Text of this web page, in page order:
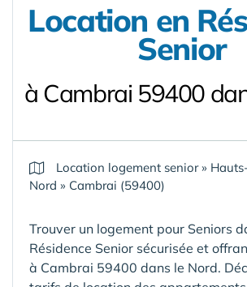
Location en
Senior
à Cambrai 59400
Location logement senior»
Nord » Cambrai (59400)
Trouver un logement pour Seniors
Résidence Senior sécurisée et
à Cambrai 59400 dans le Nord.